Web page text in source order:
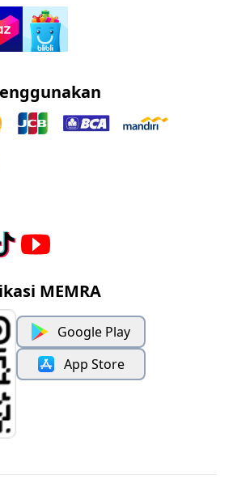
MEMRA
Google Play
App Store